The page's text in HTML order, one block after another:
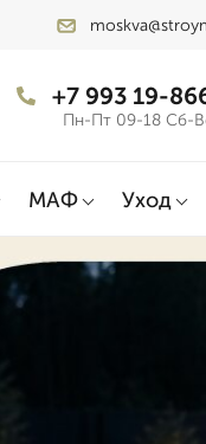
+7 993 19-
Пн-Пт 09-18 Сб-
МАФ Уход